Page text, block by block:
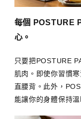
每個 POSTURE
心。
只要把POSTURE
肌肉。即使你習慣
直腰背。此外，
能讓你的身體保持